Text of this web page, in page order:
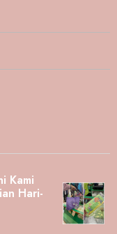
Kami
Hari-